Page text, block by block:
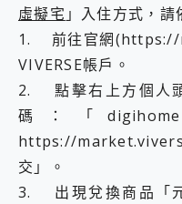
虛擬宅 」入住方式，請
1. 前往官網(https://
VIVERSE帳戶。
2. 點擊右上方個人
碼：「
https://
交」。
3. 出現兌換商品「